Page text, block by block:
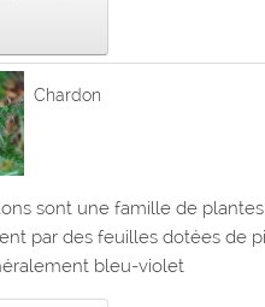
Chardon
sont une famille de
par des feuilles dotées de
bleu-violet